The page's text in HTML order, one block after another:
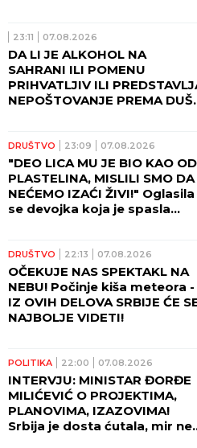
23:11 07.08.2026
DA LI JE ALKOHOL NA
SAHRANI ILI POMENU
PRIHVATLJIV ILI
NEPOŠTOVANJE PREMA DUŠI
DRUŠTVO 23:09 07.08.2026
"DEO LICA MU JE BIO KAO OD
PLASTELINA, MISLILI SMO DA
NEĆEMO IZAĆI ŽIVI!" Oglasila
se devojka koja je spasla
DRUŠTVO 22:13 07.08.2026
OČEKUJE NAS SPEKTAKL NA
NEBU! Počinje kiša meteora -
IZ OVIH DELOVA SRBIJE ĆE
NAJBOLJE VIDETI!
POLITIKA 22:00 07.08.2026
INTERVJU: MINISTAR ĐORĐE
MILIĆEVIĆ O PROJEKTIMA,
PLANOVIMA, IZAZOVIMA!
Srbija je dosta ćutala, mir ne